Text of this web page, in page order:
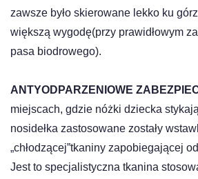
zawsze było skierowane lekko ku
większą wygodę(przy prawidłowym
pasa biodrowego).
ANTYODPARZENIOWE
miejscach, gdzie nóżki dziecka
nosidełka zastosowane zostały
„chłodzącej”tkaniny zapobiegającej
Jest to specjalistyczna tkanina